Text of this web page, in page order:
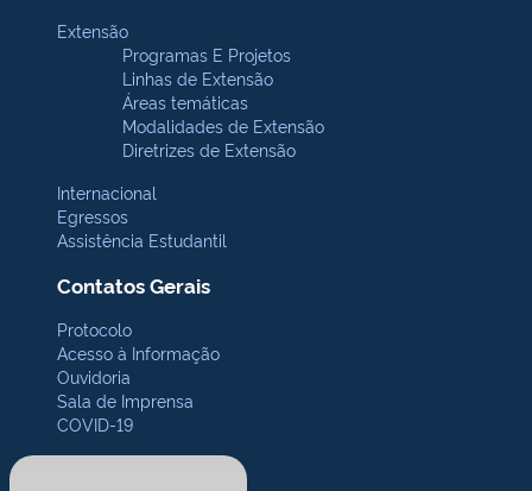
Extensão
Programas E Projetos
Linhas de Extensão
Áreas temáticas
Modalidades de Extensão
Diretrizes de Extensão
Internacional
Egressos
Assistência Estudantil
Contatos Gerais
Protocolo
Acesso à Informação
Ouvidoria
Sala de Imprensa
COVID-19